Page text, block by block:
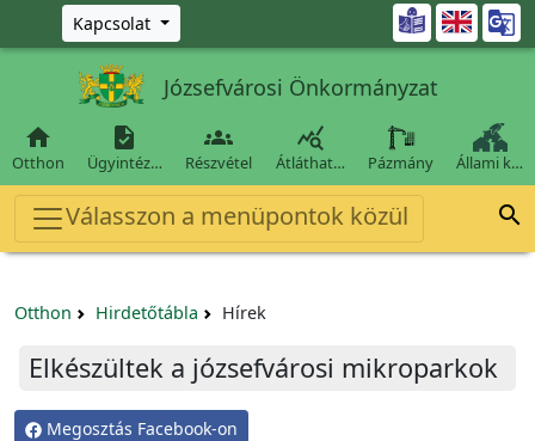
Ugrás a fő tartalomra
Kapcsolat 
Józsefvárosi Önkormányzat

Otthon

Ügyintéz…

Részvétel

Átláthat… Pázmány Állami k…
Válasszon a menüpontok közül 
Otthon Hirdetőtábla Hírek
Elkészültek a józsefvárosi mikroparkok
Megosztás Facebook-on